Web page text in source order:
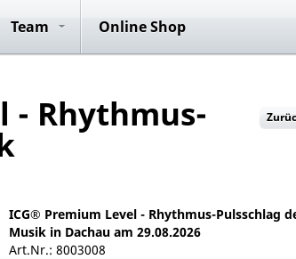
Team Online Shop
Anmeldung
Vorteile
Rides Team Rides
ICG® Master
- Rhythmus-
ICG® Premium Level - Rhythmus-Pulsschlag
Musik in Dachau am 29.08.2026
Art.Nr.: 8003008